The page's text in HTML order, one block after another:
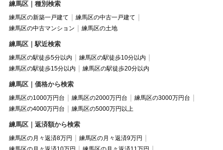
練馬区｜種別検索
練馬区の新築一戸建て
練馬区の中古一戸建て
練馬区の中古マンション
練馬区の土地
練馬区｜駅近検索
練馬区の駅徒歩5分以内
練馬区の駅徒歩10分以内
練馬区の駅徒歩15分以内
練馬区の駅徒歩20分以内
練馬区｜価格から検索
練馬区の1000万円台 練馬区の2000万円台
練馬区の3000万円台
練馬区の4000万円台
練馬区の5000万円以上
練馬区｜返済額から検索
練馬区の月々返済8万円
練馬区の月々返済9万円